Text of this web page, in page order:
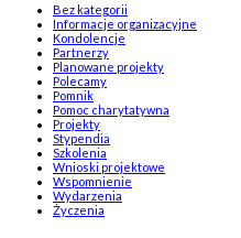
Bez kategorii
Informacje organizacyjne
Kondolencje
Partnerzy
Planowane projekty
Polecamy
Pomnik
Pomoc charytatywna
Projekty
Stypendia
Szkolenia
Wnioski projektowe
Wspomnienie
Wydarzenia
Życzenia